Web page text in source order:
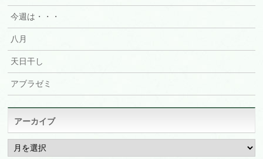
今週は・・・
八月
天日干し
アブラゼミ
アーカイブ
ア
ー